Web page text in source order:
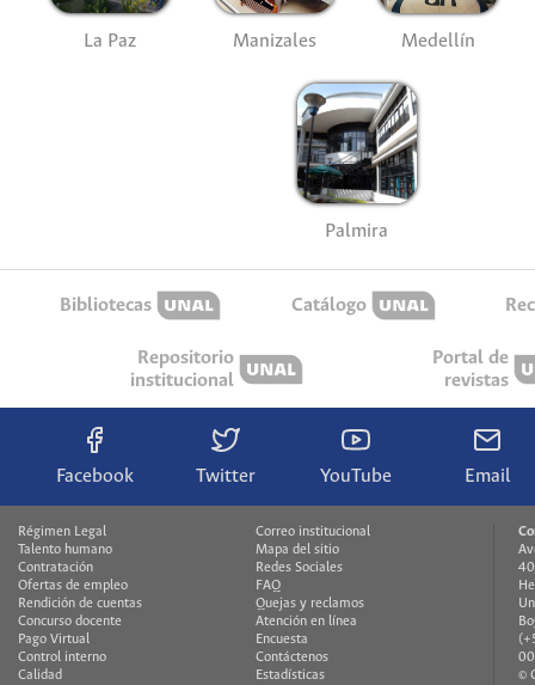
La Paz Manizales Medellín
Palmira
Bibliotecas Catálogo
Repositorio
institucional
Portal de
revistas
Facebook Twitter YouTube Email
Régimen Legal
Talento humano
Contratación
Ofertas de empleo
Rendición de cuentas
Concurso docente
Pago Virtual
Control interno
Calidad
Correo institucional
Mapa del sitio
Redes Sociales
FAQ
Quejas y reclamos
Atención en línea
Encuesta
Contáctenos
Estadísticas
©